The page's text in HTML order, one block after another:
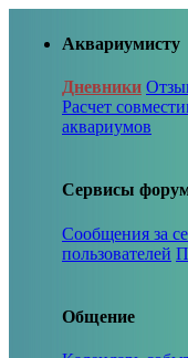
Аквариумисту
Дневники
Расчет
аквариумов
Сервисы
Сообщения за
пользователей
Общение